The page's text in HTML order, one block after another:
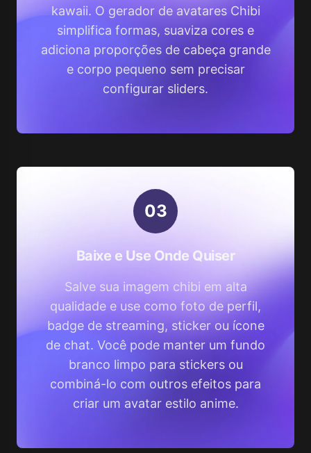
kawaii. O gerador de avatares Chibi
simplifica formas, suaviza cores e
adiciona proporções de cabeça grande
e corpo pequeno sem precisar
configurar sliders.
03
Baixe e Use Onde Quiser
Salve sua imagem chibi em alta
qualidade e use como foto de perfil,
badge de streaming, sticker ou ícone
de chat. Você pode manter um fundo
branco limpo para stickers ou
combiná-lo com outros efeitos para
criar um avatar estilo anime.